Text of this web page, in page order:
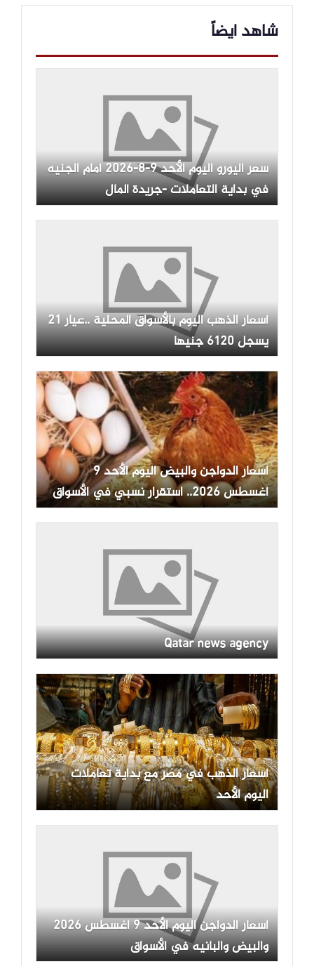
شاهد ايضاً
سعر اليورو اليوم الأحد 9-8-2026 أمام الجنيه
في بداية التعاملات -جريدة المال
أسعار الذهب اليوم بالأسواق المحلية ..عيار 21
يسجل 6120 جنيها
أسعار الدواجن والبيض اليوم الأحد 9
أغسطس 2026.. استقرار نسبي في الأسواق
Qatar news agency
أسعار الذهب في مصر مع بداية تعاملات
اليوم الأحد
أسعار الدواجن اليوم الأحد 9 أغسطس 2026
والبيض والبانيه في الأسواق